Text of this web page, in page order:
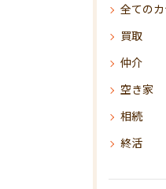
全ての
買取
仲介
空き家
相続
終活